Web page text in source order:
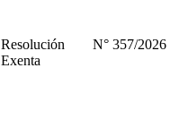
Resolución
Exenta
N° 357/2026